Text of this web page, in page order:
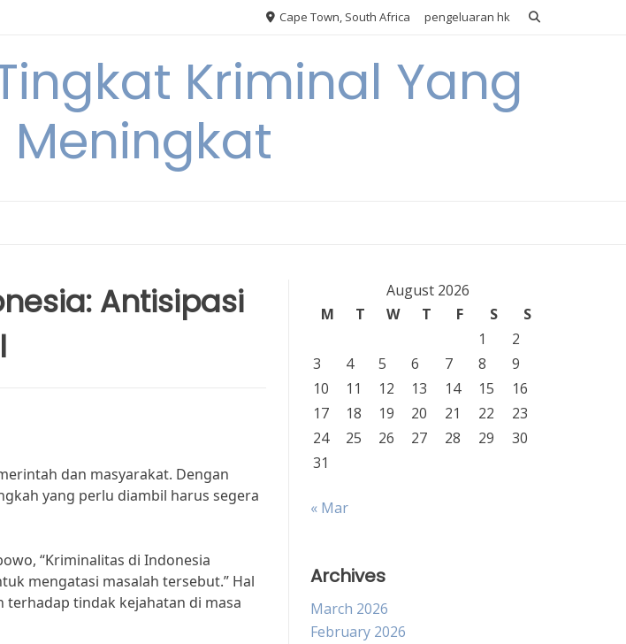
Cape Town, South Africa pengeluaran hk
Kriminal Yang
Meningkat
Antisipasi
dan masyarakat. Dengan
yang perlu diambil harus segera
“Kriminalitas di Indonesia
mengatasi masalah tersebut.” Hal
tindak kejahatan di masa
August 2026
M
T W T F S
S
1
2
3
4 5 6 7 8
9
10
11 12 13 14 15
16
17
18 19 20 21 22
23
24
25 26 27 28 29
30
31
« Mar
Archives
March 2026
February 2026